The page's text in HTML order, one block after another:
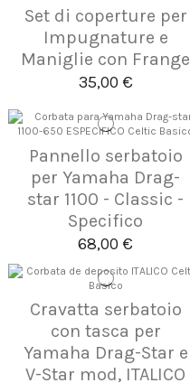
Set di coperture per
Impugnature e
Maniglie con Frange
35,00 €
Pannello serbatoio
per Yamaha Drag-
star 1100 - Classic -
Specifico
68,00 €
Cravatta serbatoio
con tasca per
Yamaha Drag-Star e
V-Star mod, ITALICO